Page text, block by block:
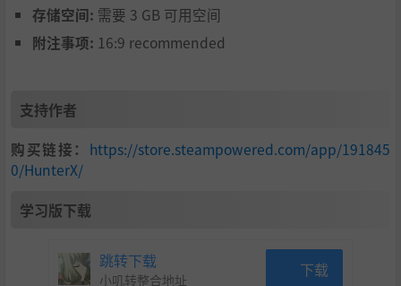
存储空间: 需要 3 GB 可用空间
附注事项: 16:9 recommended
支持作者
购买链接： https://store.steampowered.com/app/191845
0/HunterX/
学习版下载
跳转下载
小叽转整合地址 下载